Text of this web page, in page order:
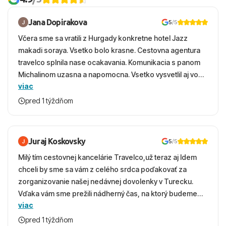
Jana Dopirakova 5/5
Včera sme sa vratili z Hurgady konkretne hotel Jazz
makadi soraya. Vsetko bolo krasne. Cestovna agentura
travelco splnila nase ocakavania. Komunikacia s panom
Michalinom uzasna a napomocna. Vsetko vysvetlil aj vo
vecernych hodinach zaco sa ospravedlnujem. Hotel
krasny, cisty. Sluzby top. Strava, prostredie, more,
viac
pred 1 týždňom
Juraj Koskovsky 5/5
Milý tím cestovnej kancelárie Travelco,už teraz aj Idem
chceli by sme sa vám z celého srdca poďakovať za
zorganizovanie našej nedávnej dovolenky v Turecku.
Vďaka vám sme prežili nádherný čas, na ktorý budeme
ešte dlho s úsmevom spomínať. ​Všetko prebehlo
absolútne hladko – od prvotného výberu zájazdu, cez
viac
pred 1 týždňom